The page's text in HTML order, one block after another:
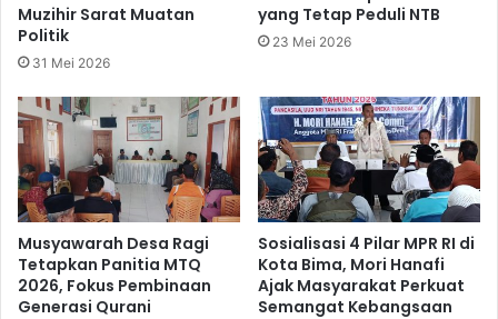
Muzihir Sarat Muatan
Politik
31 Mei 2026
yang Tetap Peduli NTB
23 Mei 2026
Musyawarah Desa Ragi
Tetapkan Panitia MTQ
2026, Fokus Pembinaan
Generasi Qurani
Sosialisasi 4 Pilar MPR RI di
Kota Bima, Mori Hanafi
Ajak Masyarakat Perkuat
Semangat Kebangsaan